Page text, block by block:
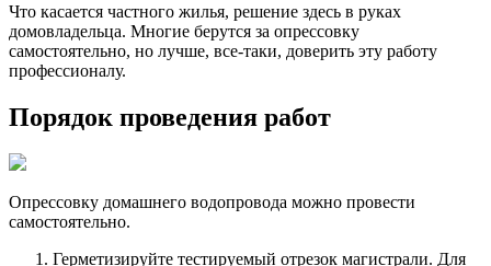
Что касается частного жилья, решение здесь в руках
домовладельца. Многие берутся за опрессовку
самостоятельно, но лучше, все-таки, доверить эту работу
профессионалу.
Порядок проведения работ
Опрессовку домашнего водопровода можно провести
самостоятельно.
Герметизируйте тестируемый отрезок магистрали. Для